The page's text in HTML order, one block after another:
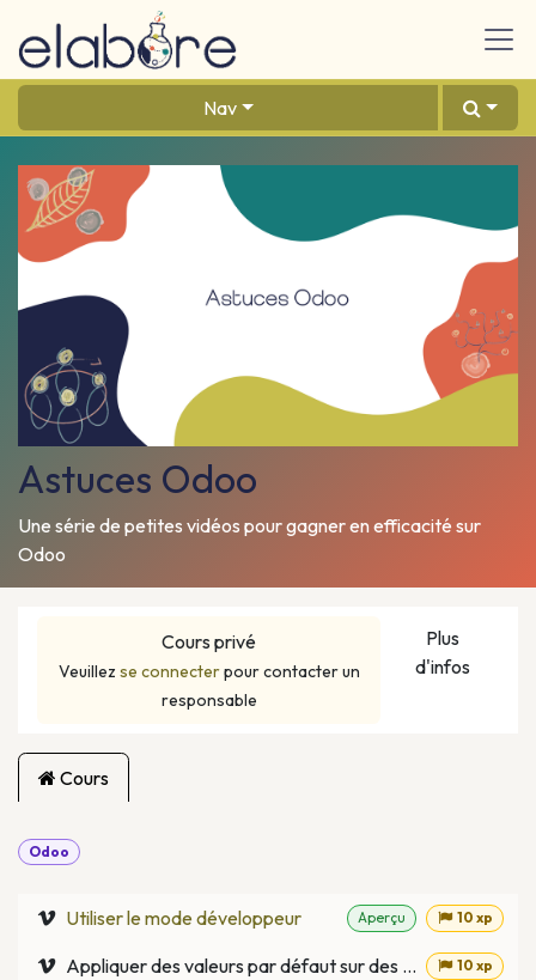
Se rendre au contenu
Nav
Astuces Odoo
Une série de petites vidéos pour gagner en efficacité sur
Odoo
Cours privé
Veuillez se connecterpour contacter un
responsable
Plus
d'infos
Cours
Odoo
Utiliser le mode développeur Aperçu 10 xp
Appliquer des valeurs par défaut sur des champs 10 xp